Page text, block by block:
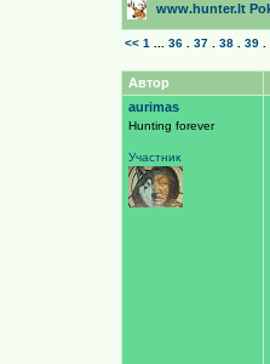
www.hunter.lt
<< 1 36 37 38 39
Автор
aurimas
Hunting forever
Участник